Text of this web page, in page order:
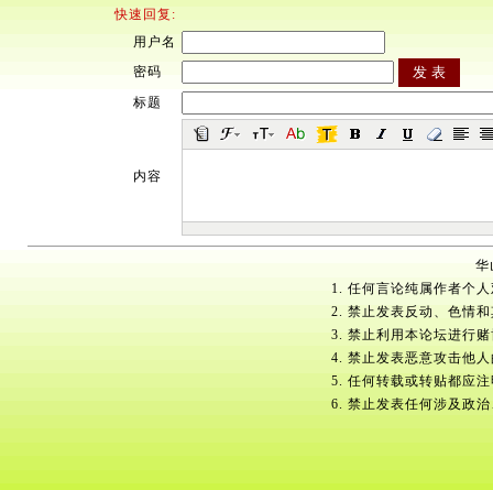
快速回复:
用户名
密码
标题
内容
华
1. 任何言论纯属作者个
2. 禁止发表反动、色情
3. 禁止利用本论坛进行
4. 禁止发表恶意攻击他
5. 任何转载或转贴都应
6. 禁止发表任何涉及政